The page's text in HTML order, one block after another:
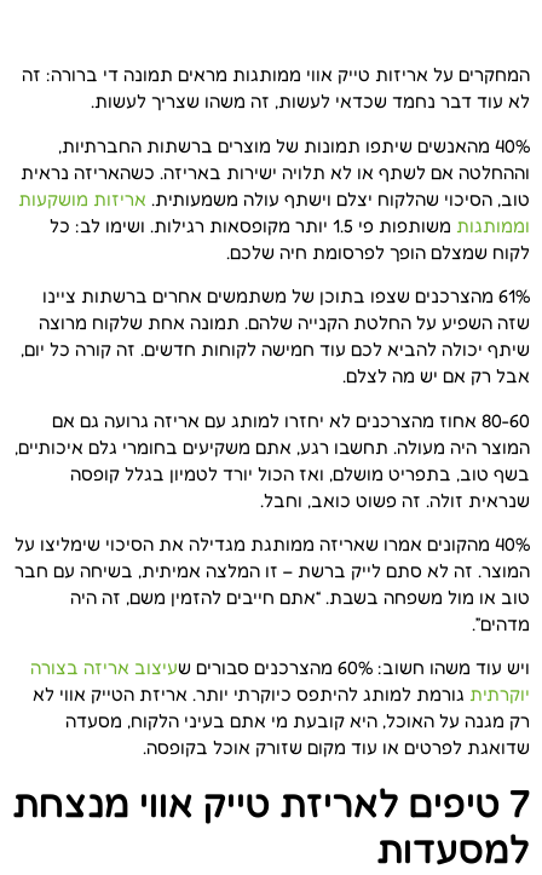
המחקרים על אריזות טייק אווי ממותגות מראים תמונה די ברורה: זה
לא עוד דבר נחמד שכדאי לעשות, זה משהו שצריך לעשות.
40% מהאנשים שיתפו תמונות של מוצרים ברשתות החברתיות,
וההחלטה אם לשתף או לא תלויה ישירות באריזה. כשהאריזה נראית
טוב, הסיכוי שהלקוח יצלם וישתף עולה משמעותית. אריזות מושקעות
וממותגות
משותפות פי 1.5 יותר מקופסאות רגילות. ושימו לב: כל
לקוח שמצלם הופך לפרסומת חיה שלכם.
61% מהצרכנים שצפו בתוכן של משתמשים אחרים ברשתות ציינו
שזה השפיע על החלטת הקנייה שלהם. תמונה אחת שלקוח מרוצה
שיתף יכולה להביא לכם עוד חמישה לקוחות חדשים. זה קורה כל יום,
אבל רק אם יש מה לצלם.
80-60 אחוז מהצרכנים לא יחזרו למותג עם אריזה גרועה גם אם
המוצר היה מעולה. תחשבו רגע, אתם משקיעים בחומרי גלם איכותיים,
בשף טוב, בתפריט מושלם, ואז הכול יורד לטמיון בגלל קופסה
שנראית זולה. זה פשוט כואב, וחבל.
40% מהקונים אמרו שאריזה ממותגת מגדילה את הסיכוי שימליצו על
המוצר. זה לא סתם לייק ברשת – זו המלצה אמיתית, בשיחה עם חבר
טוב או מול משפחה בשבת. “אתם חייבים להזמין משם, זה היה
מדהים”.
ויש עוד משהו חשוב: 60% מהצרכנים סבורים ש
עיצוב אריזה בצורה
יוקרתית גורמת למותג להיתפס כיוקרתי יותר. אריזת הטייק אווי לא
רק מגנה על האוכל, היא קובעת מי אתם בעיני הלקוח, מסעדה
שדואגת לפרטים או עוד מקום שזורק אוכל בקופסה.
7 טיפים לאריזת טייק אווי מנצחת
למסעדות